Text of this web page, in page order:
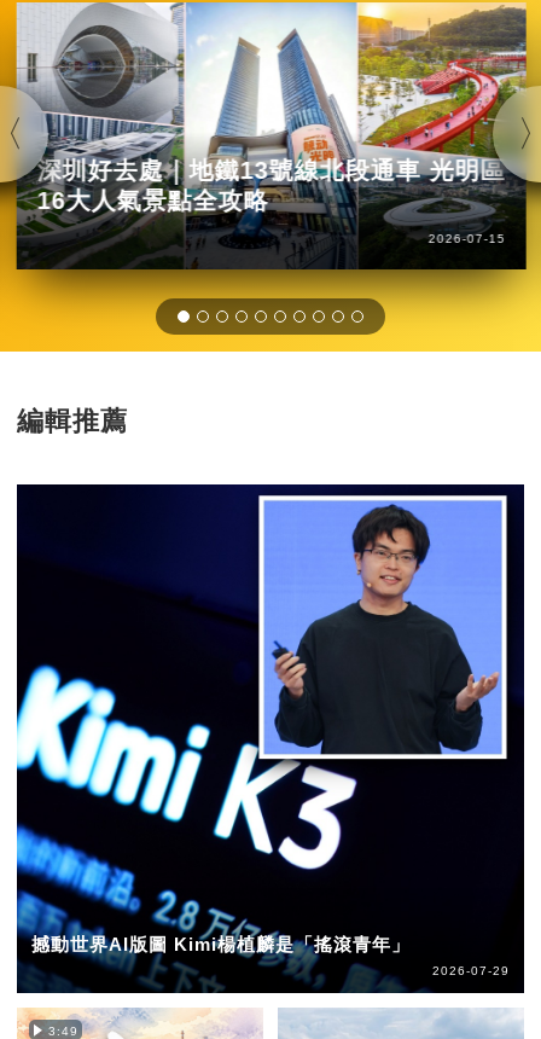
深圳好去處｜地鐵13號線北段通車 光明區
16大人氣景點全攻略
2026-07-15
編輯推薦
撼動世界AI版圖 Kimi楊植麟是「搖滾青年」
2026-07-29
3:49